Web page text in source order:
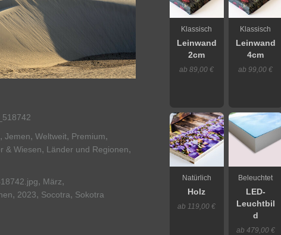
, Jemen, Weltweit, Premium,
& Wiesen, Länder und Regionen,
, März,
, 2023, Socotra, Sokotra
Klassisch
Leinwand
2cm
ab 89,00 €
Klassisch
Leinwand
4cm
ab 99,00 €
Natürlich
Holz
ab 119,00 €
Beleuchtet
LED-
Leuchtbil
d
ab 479,00 €